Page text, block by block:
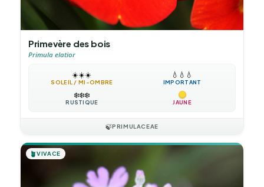
Primevère des bois
Primula elatior
☀️☀️☀️
SOLEIL / MI-OMBRE
💧 💧 💧
IMPORTANT
❄️❄️❄️
RUSTIQUE JAUNE
🍃PRIMULACEAE
🪴VIVACE